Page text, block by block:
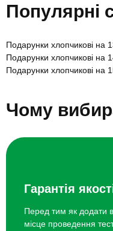
Шоколадний майстер-
Плавання з дельфінами
Вейкбординг на канатці
Абонемент на танці у
Популярні
Подарунки хлопчикові на
Подарунки хлопчикові на
Подарунки хлопчикові на
Подарунки хлопчикові на
Подарунки хлопчикові на 4
Подарунки хлопчикові на 6
Подарунки хлопчикові на 9
Топ 20 ідей що подарувати
Чому
Гарантія
Перед тим як додати
місце проведення